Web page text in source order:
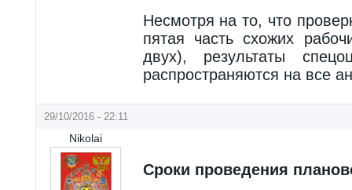
Несмотря на то, что
пятая часть схожих
двух), результаты
распространяются на все
29/10/2016 - 22:11
Nikolai
Сроки проведения